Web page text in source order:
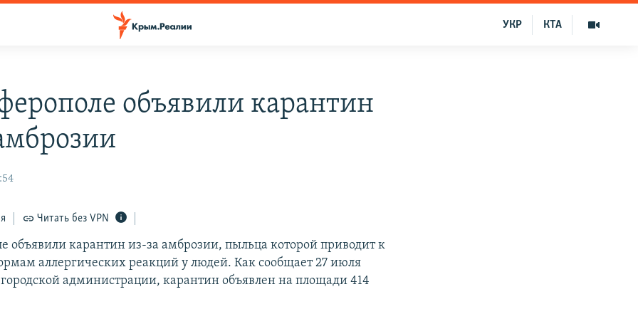
КТА
УКР
объявили карантин
Читать без VPN
объявили карантин из-за амброзии, пыльца которой приводит к
аллергических реакций у людей. Как сообщает 27 июля
администрации, карантин объявлен на площади 414